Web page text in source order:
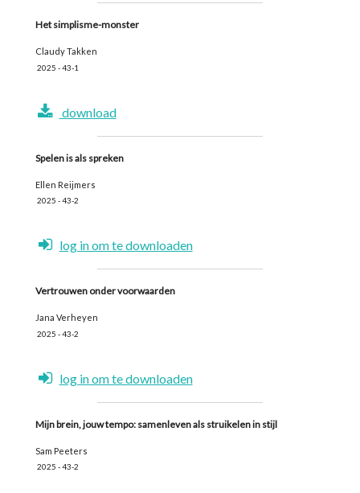
Het simplisme-monster
Claudy Takken
2025 - 43-1
download
Spelen is als spreken
Ellen Reijmers
2025 - 43-2
log in om te downloaden
Vertrouwen onder voorwaarden
Jana Verheyen
2025 - 43-2
log in om te downloaden
Mijn brein, jouw tempo: samenleven als struikelen in stijl
Sam Peeters
2025 - 43-2